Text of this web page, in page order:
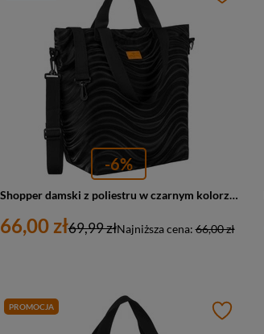
-6%
Shopper damski z poliestru w czarnym kolorze pokryty falistym wzorem - Rovicky
66,00 zł Najniższa cena:66,00 zł
69,99 zł
PROMOCJA